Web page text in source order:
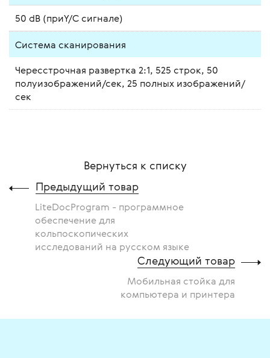
50 dB (приY/C сигнале)
Система сканирования
Чересстрочная развертка 2:1, 525 строк, 50
полуизображений/сек, 25 полных изображений/
сек
Вернуться к списку
Предыдущий товар
LiteDocProgram - программное
обеспечение для
кольпоскопических
исследований на русском языке
Следующий товар
Мобильная стойка для
компьютера и принтера